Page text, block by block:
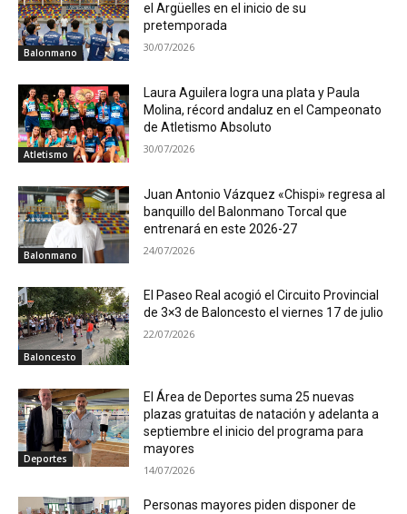
Balonmano
el Argüelles en el inicio de su
pretemporada
30/07/2026
Atletismo
Laura Aguilera logra una plata y Paula
Molina, récord andaluz en el Campeonato
de Atletismo Absoluto
30/07/2026
Balonmano
Juan Antonio Vázquez «Chispi» regresa al
banquillo del Balonmano Torcal que
entrenará en este 2026-27
24/07/2026
Baloncesto
El Paseo Real acogió el Circuito Provincial
de 3×3 de Baloncesto el viernes 17 de julio
22/07/2026
Deportes
El Área de Deportes suma 25 nuevas
plazas gratuitas de natación y adelanta a
septiembre el inicio del programa para
mayores
14/07/2026
Personas mayores piden disponer de